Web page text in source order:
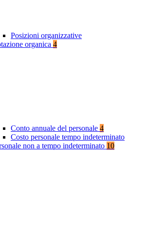
Posizioni organizzative
organica 4
Conto annuale del personale 4
Costo personale tempo indeterminato
non a tempo indeterminato 10